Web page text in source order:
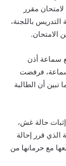
مقرر
باللجنة،
الامتحان.
سماعة أذن
فرفضت
أن الطالبة
حالة غش،
الذي قرر إحالة
مع حرمانها من